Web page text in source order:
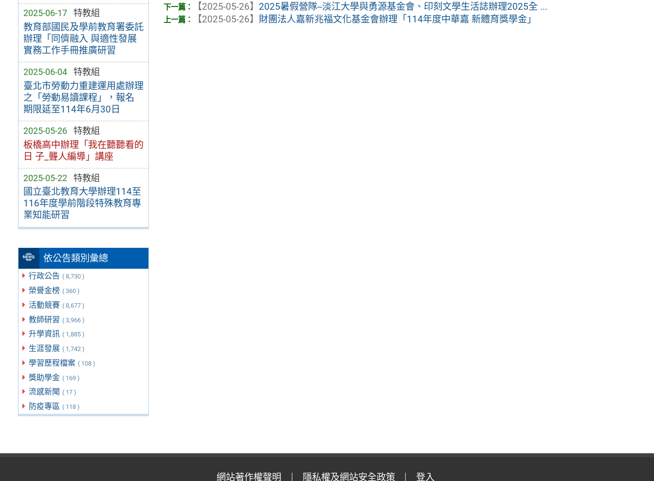
2025-06-17 特教組
教育部國民及學前教育署委託
辦理「同儕融入 與適性發展
實務工作手冊推廣研習
2025-06-04 特教組
臺北市勞動力重建運用處辦理
之「勞動易讀課程」，報名
期限延至114年6月30日
2025-05-26 特教組
板橋高中辦理「我在聽聽看的
日 子_聾人編導」講座
2025-05-22 特教組
國立臺北教育大學辦理114至
116年度學前階段特殊教育專
業知能研習
依公告類別彙總
行政公告 ( 8,730 )
榮譽金榜 ( 360 )
活動競賽 ( 8,677 )
教師研習 ( 3,966 )
升學資訊 ( 1,885 )
生涯發展 ( 1,742 )
學習歷程檔案 ( 108 )
獎助學金 ( 169 )
流感新聞 ( 17 )
防疫專區 ( 118 )
【2025-05-26】 2025暑假營隊--淡江大學與勇源基金會、印刻文學生活誌辦理2025全 ...
【2025-05-26】 財團法人嘉新兆福文化基金會辦理「114年度中華嘉 新體育獎學金」
網站著作權聲明 隱私權及網站安全政策 登入